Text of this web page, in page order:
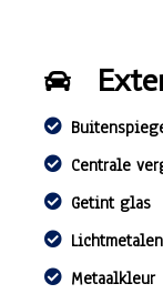
Centrale
Getint glas
Metaalkleur